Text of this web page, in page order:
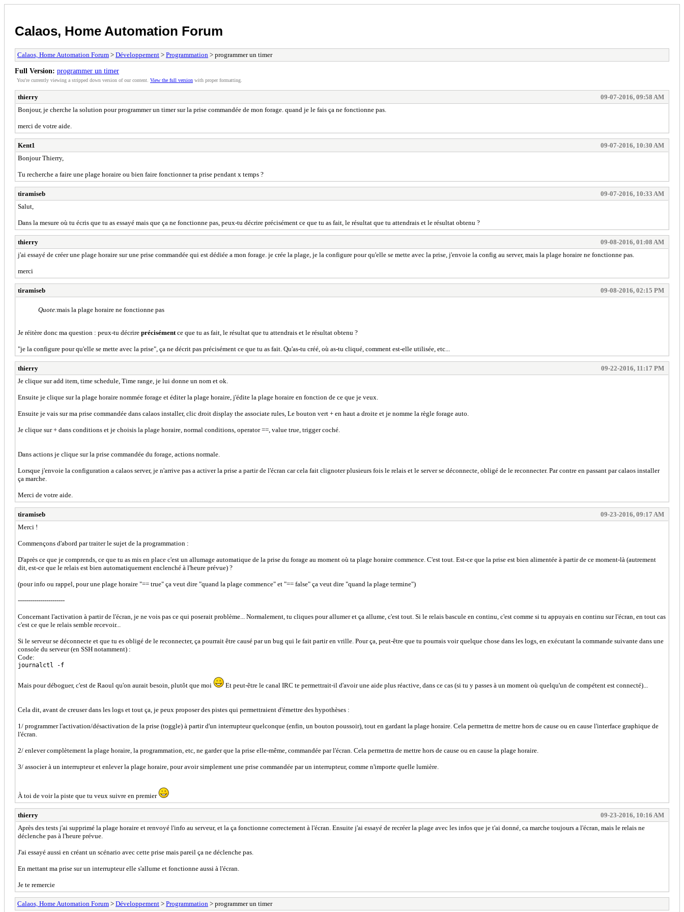
Calaos, Home Automation Forum
Calaos, Home Automation Forum > Développement > Programmation > programmer un timer
Full Version: programmer un timer
You're currently viewing a stripped down version of our content. View the full version with proper formatting.
thierry
09-07-2016, 09:58 AM
Bonjour, je cherche la solution pour programmer un timer sur la prise commandée de mon forage. quand je le fais ça ne fonctionne pas.
merci de votre aide.
Kent1
09-07-2016, 10:30 AM
Bonjour Thierry,
Tu recherche a faire une plage horaire ou bien faire fonctionner ta prise pendant x temps ?
tiramiseb
09-07-2016, 10:33 AM
Salut,
Dans la mesure où tu écris que tu as essayé mais que ça ne fonctionne pas, peux-tu décrire précisément ce que tu as fait, le résultat que tu attendrais et le résultat obtenu ?
thierry
09-08-2016, 01:08 AM
j'ai essayé de créer une plage horaire sur une prise commandée qui est dédiée a mon forage. je crée la plage, je la configure pour qu'elle se mette avec la prise, j'envoie la config au server, mais la plage horaire ne fonctionne pas.
merci
tiramiseb 09-08-2016, 02:15 PM
Quote:mais la plage horaire ne fonctionne pas
Je réitère donc ma question : peux-tu décrire précisément ce que tu as fait, le résultat que tu attendrais et le résultat obtenu ?
"je la configure pour qu'elle se mette avec la prise", ça ne décrit pas précisément ce que tu as fait. Qu'as-tu créé, où as-tu cliqué, comment est-elle utilisée, etc...
thierry
09-22-2016, 11:17 PM
Je clique sur add item, time schedule, Time range, je lui donne un nom et ok.
Ensuite je clique sur la plage horaire nommée forage et éditer la plage horaire, j'édite la plage horaire en fonction de ce que je veux.
Ensuite je vais sur ma prise commandée dans calaos installer, clic droit display the associate rules, Le bouton vert + en haut a droite et je nomme la règle forage auto.
Je clique sur + dans conditions et je choisis la plage horaire, normal conditions, operator ==, value true, trigger coché.
Dans actions je clique sur la prise commandée du forage, actions normale.
Lorsque j'envoie la configuration a calaos server, je n'arrive pas a activer la prise a partir de l'écran car cela fait clignoter plusieurs fois le relais et le server se déconnecte, obligé de le reconnecter. Par contre en passant par calaos installer
ça marche.
Merci de votre aide.
tiramiseb
09-23-2016, 09:17 AM
Merci !
Commençons d'abord par traiter le sujet de la programmation :
D'après ce que je comprends, ce que tu as mis en place c'est un allumage automatique de la prise du forage au moment où ta plage horaire commence. C'est tout. Est-ce que la prise est bien alimentée à partir de ce moment-là (autrement
dit, est-ce que le relais est bien automatiquement enclenché à l'heure prévue) ?
(pour info ou rappel, pour une plage horaire "== true" ça veut dire "quand la plage commence" et "== false" ça veut dire "quand la plage termine")
-----------------------
Concernant l'activation à partir de l'écran, je ne vois pas ce qui poserait problème... Normalement, tu cliques pour allumer et ça allume, c'est tout. Si le relais bascule en continu, c'est comme si tu appuyais en continu sur l'écran, en tout cas
c'est ce que le relais semble recevoir...
Si le serveur se déconnecte et que tu es obligé de le reconnecter, ça pourrait être causé par un bug qui le fait partir en vrille. Pour ça, peut-être que tu pourrais voir quelque chose dans les logs, en exécutant la commande suivante dans une
console du serveur (en SSH notamment) :
Code:
journalctl -f
Mais pour déboguer, c'est de Raoul qu'on aurait besoin, plutôt que moi Et peut-être le canal IRC te permettrait-il d'avoir une aide plus réactive, dans ce cas (si tu y passes à un moment où quelqu'un de compétent est connecté)...
Cela dit, avant de creuser dans les logs et tout ça, je peux proposer des pistes qui permettraient d'émettre des hypothèses :
1/ programmer l'activation/désactivation de la prise (toggle) à partir d'un interrupteur quelconque (enfin, un bouton poussoir), tout en gardant la plage horaire. Cela permettra de mettre hors de cause ou en cause l'interface graphique de
l'écran.
2/ enlever complètement la plage horaire, la programmation, etc, ne garder que la prise elle-même, commandée par l'écran. Cela permettra de mettre hors de cause ou en cause la plage horaire.
3/ associer à un interrupteur et enlever la plage horaire, pour avoir simplement une prise commandée par un interrupteur, comme n'importe quelle lumière.
À toi de voir la piste que tu veux suivre en premier
thierry
09-23-2016, 10:16 AM
Après des tests j'ai supprimé la plage horaire et renvoyé l'info au serveur, et la ça fonctionne correctement à l'écran. Ensuite j'ai essayé de recréer la plage avec les infos que je t'ai donné, ca marche toujours a l'écran, mais le relais ne
déclenche pas à l'heure prévue.
J'ai essayé aussi en créant un scénario avec cette prise mais pareil ça ne déclenche pas.
En mettant ma prise sur un interrupteur elle s'allume et fonctionne aussi à l'écran.
Je te remercie
Calaos, Home Automation Forum > Développement > Programmation > programmer un timer